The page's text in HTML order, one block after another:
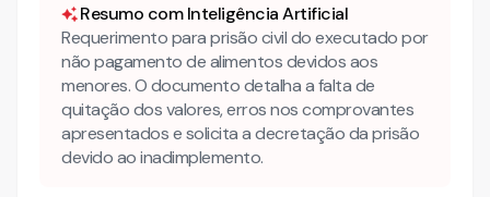
Resumo com Inteligência Artificial
Requerimento para prisão civil do executado por
não pagamento de alimentos devidos aos
menores. O documento detalha a falta de
quitação dos valores, erros nos comprovantes
apresentados e solicita a decretação da prisão
devido ao inadimplemento.